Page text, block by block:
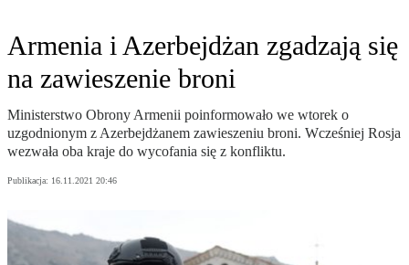
Armenia i Azerbejdżan zgadzają się
na zawieszenie broni
Ministerstwo Obrony Armenii poinformowało we wtorek o
uzgodnionym z Azerbejdżanem zawieszeniu broni. Wcześniej Rosja
wezwała oba kraje do wycofania się z konfliktu.
Publikacja: 16.11.2021 20:46